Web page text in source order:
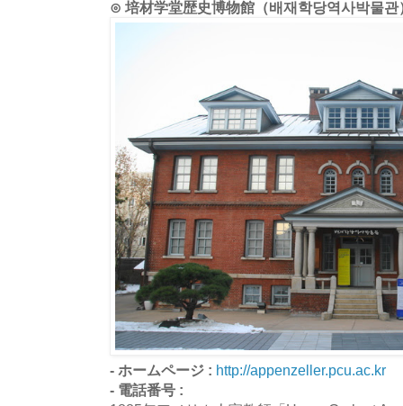
⊙ 培材学堂歴史博物館（배재학당역사박물관
- ホームページ : http://appenzeller.pcu.ac.kr
- 電話番号 :